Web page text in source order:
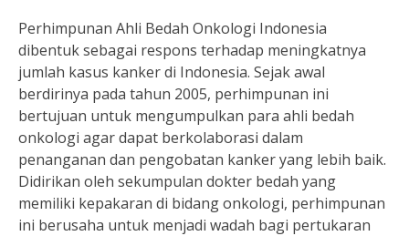
Perhimpunan Ahli Bedah Onkologi Indonesia
dibentuk sebagai respons terhadap meningkatnya
jumlah kasus kanker di Indonesia. Sejak awal
berdirinya pada tahun 2005, perhimpunan ini
bertujuan untuk mengumpulkan para ahli bedah
onkologi agar dapat berkolaborasi dalam
penanganan dan pengobatan kanker yang lebih baik.
Didirikan oleh sekumpulan dokter bedah yang
memiliki kepakaran di bidang onkologi, perhimpunan
ini berusaha untuk menjadi wadah bagi pertukaran